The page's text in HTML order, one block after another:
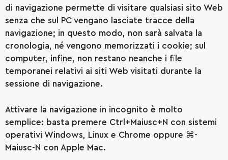
di navigazione permette di visitare qualsiasi sito Web
senza che sul PC vengano lasciate tracce della
navigazione; in questo modo, non sarà salvata la
cronologia, né vengono memorizzati i cookie; sul
computer, infine, non restano neanche i file
temporanei relativi ai siti Web visitati durante la
sessione di navigazione.
Attivare la navigazione in incognito è molto
semplice: basta premere Ctrl+Maiusc+N con sistemi
operativi Windows, Linux e Chrome oppure ⌘-
Maiusc-N con Apple Mac.